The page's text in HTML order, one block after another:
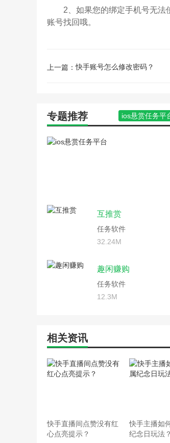
2、如果您的绑定手机号无法使
账号找回哦。
上一篇： 快手账号怎么修改密码？
专题推荐 ios悬赏任务平
互推赏
任务软件
32.24M
趣闲赚购
任务软件
12.3M
相关资讯
快手直播间点赞没有红
心点亮提示？
快手主播如
纪念日玩法？